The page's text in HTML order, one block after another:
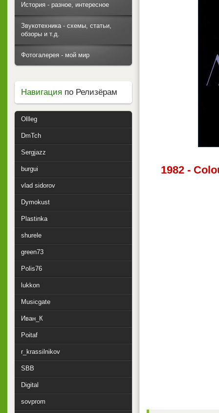
1982 -
История - разное, интересное
Звукотехника - схемы, статьи,
обзоры и т.д.
Фотогалерея - мой мир
Навигация по Релизёрам
Ollleg
DmTch
Sergjazz
burgui
vlad sidorov
Dymokust
Plastinka
shurele
green73
Polis76
lukkon
Musicgate
Иван_К
Poitaf
r_krassilnikov
SBB
Digital
sovprom